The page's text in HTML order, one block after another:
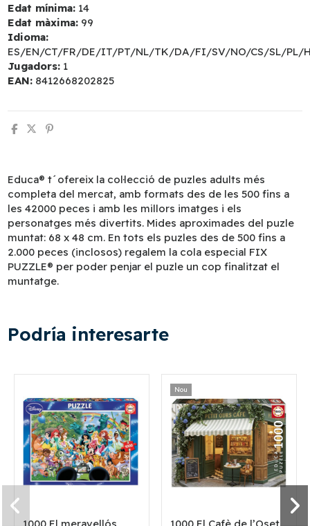
Edat mínima: 14
Edat màxima: 99
Idioma:
ES/EN/CT/FR/DE/IT/PT/NL/TK/DA/FI/SV/NO/CS/SL/PL/
Jugadors: 1
EAN: 8412668202825
Educa® t´ofereix la col·lecció de puzles adults més
completa del mercat, amb formats des de les 500 fins a
les 42000 peces i amb les millors imatges i els
personatges més divertits. Mides aproximades del puzle
muntat: 68 x 48 cm. En tots els puzles des de 500 fins a
2.000 peces (inclosos) regalem la cola especial FIX
PUZZLE® per poder penjar el puzle un cop finalitzat el
muntatge.
Podría interesarte
Nou